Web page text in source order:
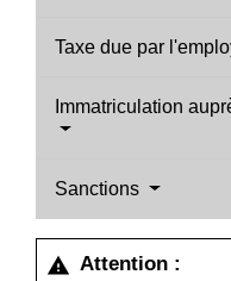
Taxe due par
Immatriculation
Sanctions
warning Attention :